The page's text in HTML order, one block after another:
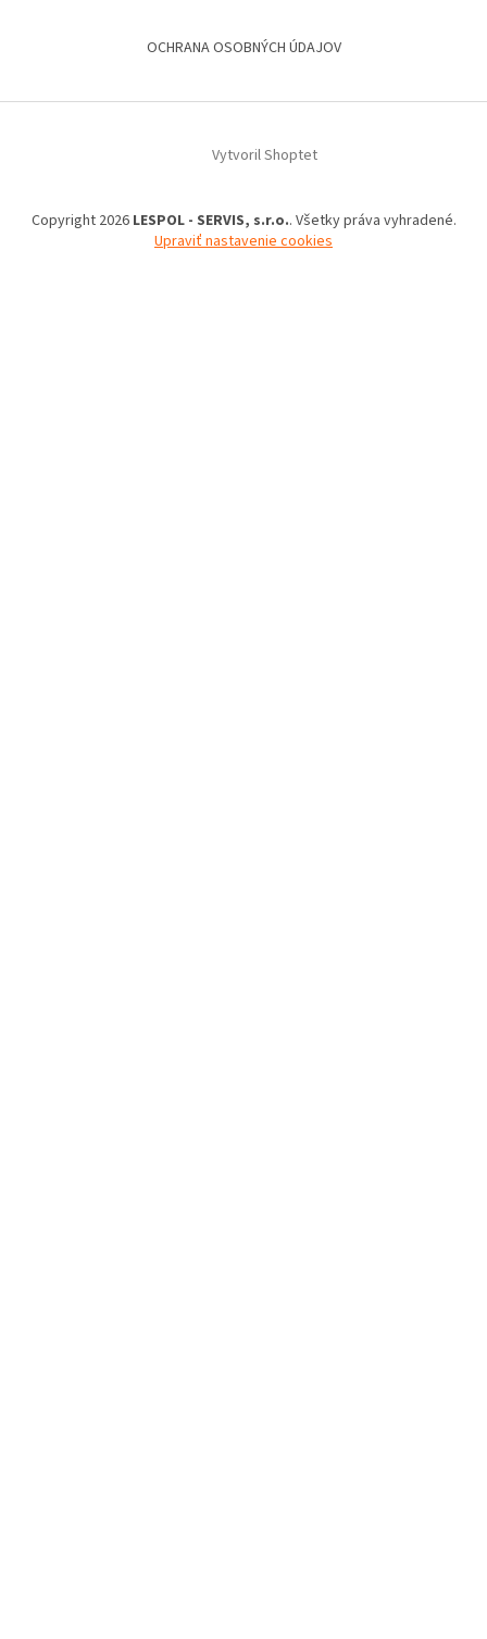
OCHRANA OSOBNÝCH ÚDAJOV
Vytvoril Shoptet
Copyright 2026 LESPOL - SERVIS, s.r.o.. Všetky práva vyhradené.
Upraviť nastavenie cookies